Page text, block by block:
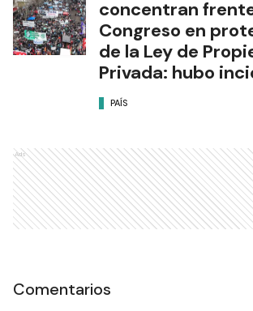
concentran
Congreso en
de la Ley de
Privada: hubo
PAÍS
Ads
Comentarios